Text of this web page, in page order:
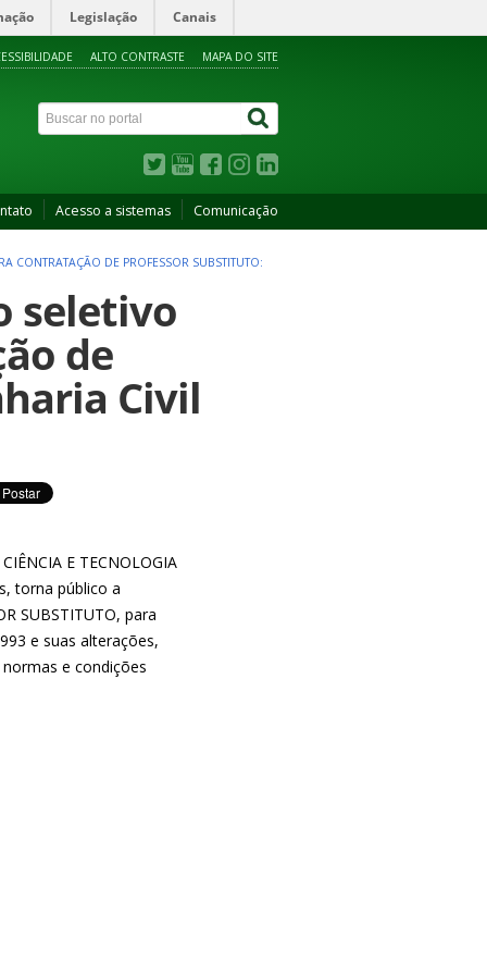
Legislação Canais
ALTO CONTRASTE MAPA DO SITE
Acesso a sistemas Comunicação
CONTRATAÇÃO DE PROFESSOR SUBSTITUTO:
seletivo
de
Civil
E TECNOLOGIA
torna público a
SUBSTITUTO, para
e suas alterações,
e condições